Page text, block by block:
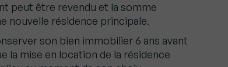
peut être revendu et la somme
nouvelle résidence principale.
son bien immobilier 6 ans avant
la mise en location de la résidence